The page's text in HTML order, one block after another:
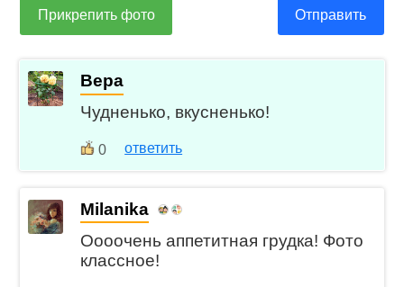
Прикрепить фото Отправить
Вера
Чудненько, вкусненько!
0 ответить
Milanika
Оооочень аппетитная грудка! Фото
классное!